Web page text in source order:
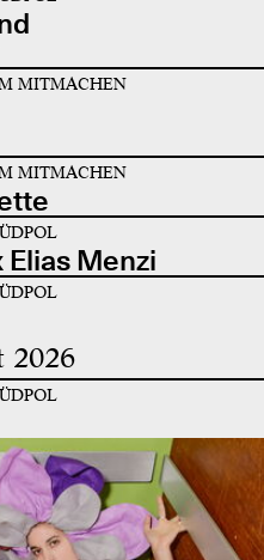
MITMACHEN
MITMACHEN
Menzi
2026